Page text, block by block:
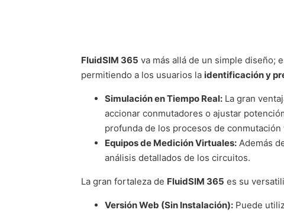
FluidSIM 365 va más allá de un simple diseño;
permitiendo a los usuarios la identificación y
Simulación en Tiempo Real: La gran
accionar conmutadores o ajustar
profunda de los procesos de
Equipos de Medición Virtuales: Además
análisis detallados de los circuitos.
La gran fortaleza de FluidSIM 365 es su
Versión Web (Sin Instalación): Puede